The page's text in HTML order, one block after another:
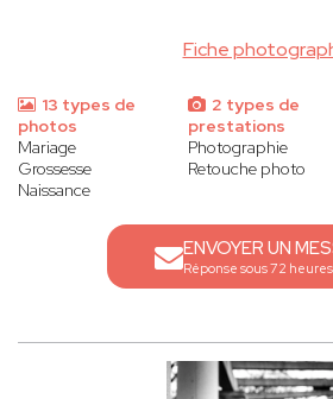
Fiche
13 types de
photos
Mariage
Grossesse
Naissance
2 types de
prestations
Photographie
Retouche photo
ENVOYER UN
Réponse sous 72 heures